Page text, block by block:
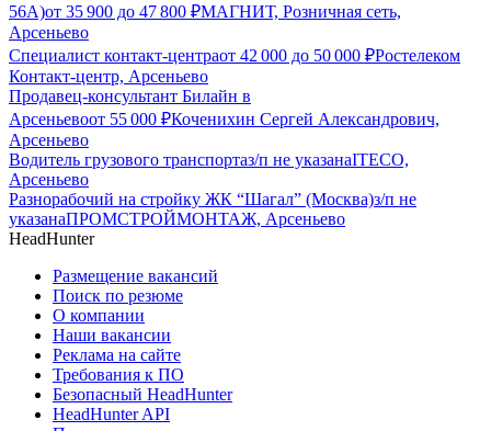
56А)от 35 900 до 47 800 ₽МАГНИТ, Розничная сеть,
Арсеньево
Специалист контакт-центраот 42 000 до 50 000 ₽Ростелеком
Контакт-центр, Арсеньево
Продавец-консультант Билайн в
Арсеньевоот 55 000 ₽Коченихин Сергей Александрович,
Арсеньево
Водитель грузового транспортаз/п не указанаITECO,
Арсеньево
Разнорабочий на стройку ЖК “Шагал” (Москва)з/п не
указанаПРОМСТРОЙМОНТАЖ, Арсеньево
HeadHunter
Размещение вакансий
Поиск по резюме
О компании
Наши вакансии
Реклама на сайте
Требования к ПО
Безопасный HeadHunter
HeadHunter API